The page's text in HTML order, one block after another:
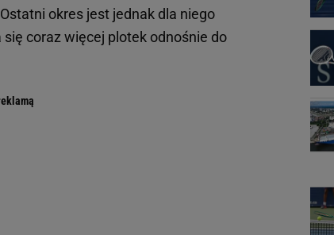
okres jest jednak dla niego
coraz więcej plotek odnośnie do